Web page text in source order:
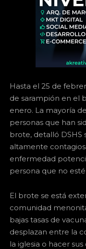
Hasta el 25 de
de sarampión en el
enero. La mayoría
personas que han
brote, detalló DSHS
altamente
enfermedad
persona que no
El brote se está
comunidad
bajas tasas de
desplazan entre la
la iglesia o hacer